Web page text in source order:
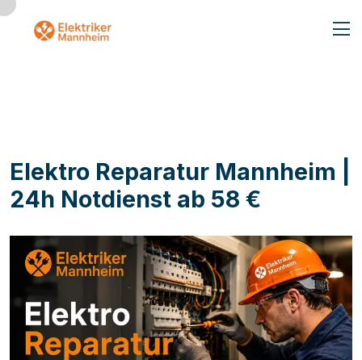
Elektro Reparatur Mannheim |
24h Notdienst ab 58 €